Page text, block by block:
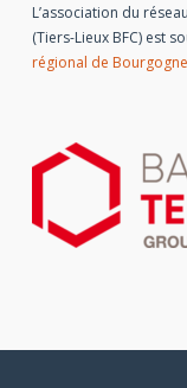
L’association du
(Tiers-Lieux BFC) est
régional de